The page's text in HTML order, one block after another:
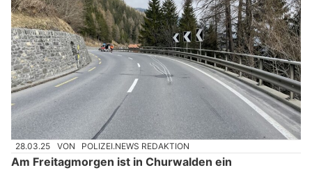
28.03.25 VON POLIZEI.NEWS REDAKTION
Am Freitagmorgen ist in Churwalden ein